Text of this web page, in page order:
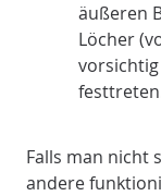
äußeren
Löcher
Falls man nicht
andere